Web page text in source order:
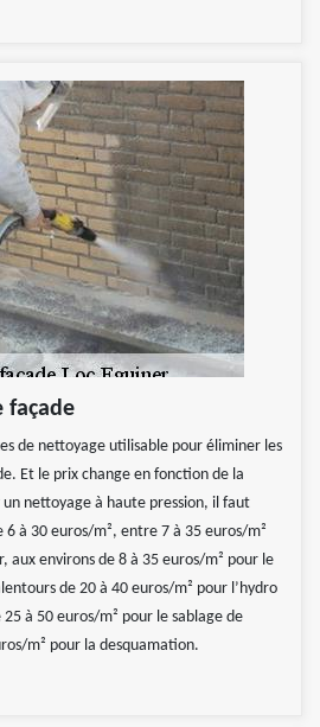
façade
de nettoyage utilisable pour éliminer les
Et le prix change en fonction de la
nettoyage à haute pression, il faut
à 30 euros/m², entre 7 à 35 euros/m²
aux environs de 8 à 35 euros/m² pour le
de 20 à 40 euros/m² pour l’hydro
à 50 euros/m² pour le sablage de
m² pour la desquamation.